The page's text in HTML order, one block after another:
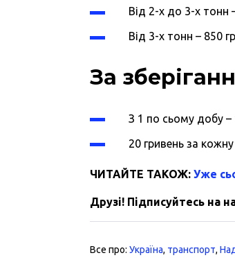
Від 2-х до 3-х тонн
Від 3-х тонн – 850
За
З 1 по сьому добу –
20 гривень за
ЧИТАЙТЕ ТАКОЖ:Уже
Друзі! Підписуйтесь на
Все про:Україна, транспорт,